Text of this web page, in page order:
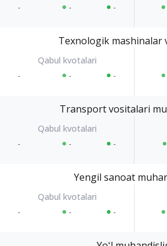
- - -
Texnologik mashinalar
- - -
Transport vositalari
- - -
Yengil sanoat
- - -